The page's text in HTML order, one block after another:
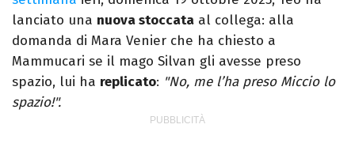
lanciato una nuova stoccata al collega: alla
domanda di Mara Venier che ha chiesto a
Mammucari se il mago Silvan gli avesse preso
spazio, lui ha replicato: "No, me l’ha preso Miccio lo
spazio!".